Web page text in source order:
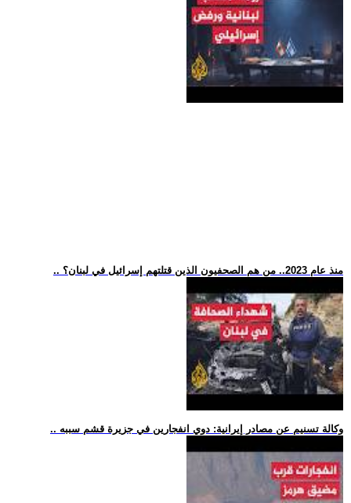
.. منذ عام 2023.. من هم الصحفيون الذين قتلتهم إسرائيل في لبنان؟
.. وكالة تسنيم عن مصادر إيرانية: دوي انفجارين في جزيرة قشم سببه